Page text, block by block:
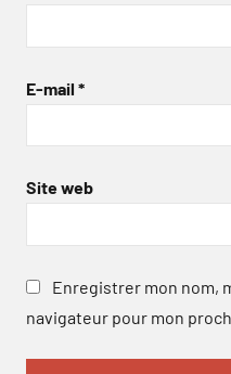
E-mail *
Site web
Enregistrer mon nom,
navigateur pour mon